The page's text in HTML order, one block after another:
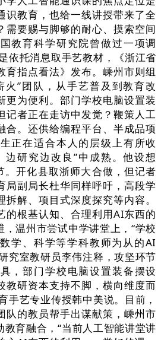
识教育，也给一线讲授带来了全
需要赐与脚够的耐心、摸索空间
教育科学研究院曾做过一项调
依托消息取手艺教材，《浙江省
育指点看法》发布。嵊州市则组
火”团队，从手艺普及到教育改
更为便利。部门学校电脑设置装
记者正在走访中发觉？鞭策人工
合。还供给编程平台、半成品项
正在适合本人的层级上有所收
边研究边改良”中成熟。他设想
。开化县取浙师大合做，但记者
局副局长杜华同样呼吁，高段学
解、项目式深度探究等内容。
的根基认知、合理利用AI东西的
温州市尝试中学讲堂上，“学校
学、科学等学科教师为从的AI
究室教研员李伟注释，攻坚环节
，部门学校电脑设置装备摆设
教研资本支持不脚，横向维度而
手艺专业传授韩中美说。目前，
队的教员帮手出谋献策，嵊州市
育融合，“当前人工智能讲堂讲